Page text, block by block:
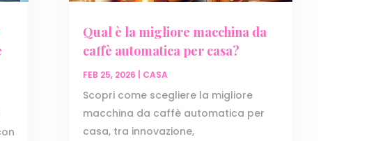
Qual è la migliore macchina da
caffè automatica per casa?
FEB 25, 2026 CASA
Scopri come scegliere la migliore
macchina da caffè automatica per
casa, tra innovazione,